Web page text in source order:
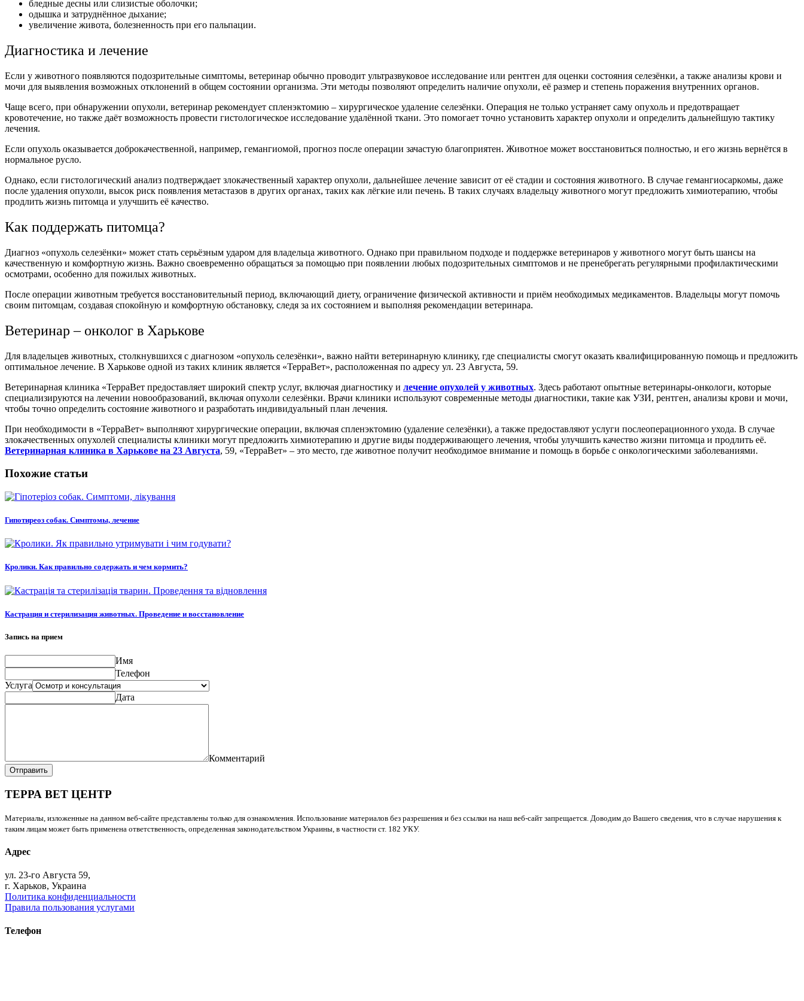
бледные десны или слизистые оболочки;
одышка и затруднённое дыхание;
увеличение живота, болезненность при его пальпации.
Диагностика и лечение
Если у животного появляются подозрительные симптомы, ветеринар обычно проводит ультразвуковое исследование или рентген для оценки состояния селезёнки, а также анализы крови и
мочи для выявления возможных отклонений в общем состоянии организма. Эти методы позволяют определить наличие опухоли, её размер и степень поражения внутренних органов.
Чаще всего, при обнаружении опухоли, ветеринар рекомендует спленэктомию – хирургическое удаление селезёнки. Операция не только устраняет саму опухоль и предотвращает
кровотечение, но также даёт возможность провести гистологическое исследование удалённой ткани. Это помогает точно установить характер опухоли и определить дальнейшую тактику
лечения.
Если опухоль оказывается доброкачественной, например, гемангиомой, прогноз после операции зачастую благоприятен. Животное может восстановиться полностью, и его жизнь вернётся в
нормальное русло.
Однако, если гистологический анализ подтверждает злокачественный характер опухоли, дальнейшее лечение зависит от её стадии и состояния животного. В случае гемангиосаркомы, даже
после удаления опухоли, высок риск появления метастазов в других органах, таких как лёгкие или печень. В таких случаях владельцу животного могут предложить химиотерапию, чтобы
продлить жизнь питомца и улучшить её качество.
Как поддержать питомца?
Диагноз «опухоль селезёнки» может стать серьёзным ударом для владельца животного. Однако при правильном подходе и поддержке ветеринаров у животного могут быть шансы на
качественную и комфортную жизнь. Важно своевременно обращаться за помощью при появлении любых подозрительных симптомов и не пренебрегать регулярными профилактическими
осмотрами, особенно для пожилых животных.
После операции животным требуется восстановительный период, включающий диету, ограничение физической активности и приём необходимых медикаментов. Владельцы могут помочь
своим питомцам, создавая спокойную и комфортную обстановку, следя за их состоянием и выполняя рекомендации ветеринара.
Ветеринар – онколог в Харькове
Для владельцев животных, столкнувшихся с диагнозом «опухоль селезёнки», важно найти ветеринарную клинику, где специалисты смогут оказать квалифицированную помощь и предложить
оптимальное лечение. В Харькове одной из таких клиник является «ТерраВет», расположенная по адресу ул. 23 Августа, 59.
Ветеринарная клиника «ТерраВет предоставляет широкий спектр услуг, включая диагностику и лечение опухолей у животных. Здесь работают опытные ветеринары-онкологи, которые
специализируются на лечении новообразований, включая опухоли селезёнки. Врачи клиники используют современные методы диагностики, такие как УЗИ, рентген, анализы крови и мочи,
чтобы точно определить состояние животного и разработать индивидуальный план лечения.
При необходимости в «ТерраВет» выполняют хирургические операции, включая спленэктомию (удаление селезёнки), а также предоставляют услуги послеоперационного ухода. В случае
злокачественных опухолей специалисты клиники могут предложить химиотерапию и другие виды поддерживающего лечения, чтобы улучшить качество жизни питомца и продлить её.
Ветеринарная клиника в Харькове на 23 Августа, 59, «ТерраВет» – это место, где животное получит необходимое внимание и помощь в борьбе с онкологическими заболеваниями.
Похожие статьи
Гипотиреоз собак. Симптомы, лечение
Кролики. Как правильно содержать и чем кормить?
Кастрация и стерилизация животных. Проведение и восстановление
Запись на прием
Имя
Телефон
Услуга
Дата
Комментарий
Отправить
ТЕРРА ВЕТ ЦЕНТР
Материалы, изложенные на данном веб-сайте представлены только для ознакомления. Использование материалов без разрешения и без ссылки на наш веб-сайт запрещается. Доводим до Вашего сведения, что в случае нарушения к
таким лицам может быть применена ответственность, определенная законодательством Украины, в частности ст. 182 УКУ.
Адрес
ул. 23-го Августа 59,
г. Харьков, Украина
Политика конфиденциальности
Правила пользования услугами
Телефон